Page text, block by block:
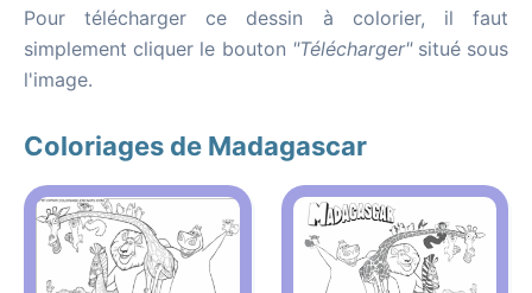
Pour télécharger ce dessin à colorier, il faut
simplement cliquer le bouton "Télécharger"situé sous
l'image.
Coloriages de Madagascar